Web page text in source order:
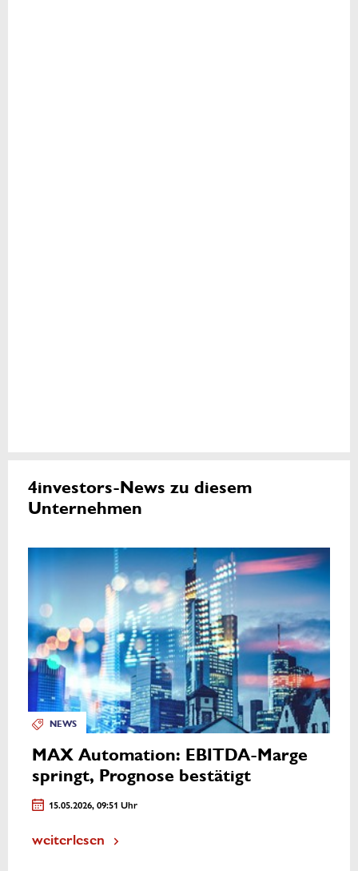
4investors-News zu diesem
Unternehmen
NEWS
MAX Automation: EBITDA-Marge
springt, Prognose bestätigt
15.05.2026, 09:51 Uhr
weiterlesen